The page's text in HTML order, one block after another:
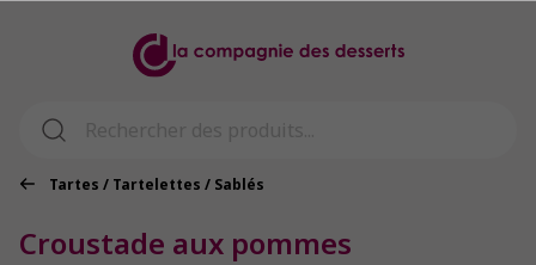
Tartes / Tartelettes / Sablés
Croustade aux pommes